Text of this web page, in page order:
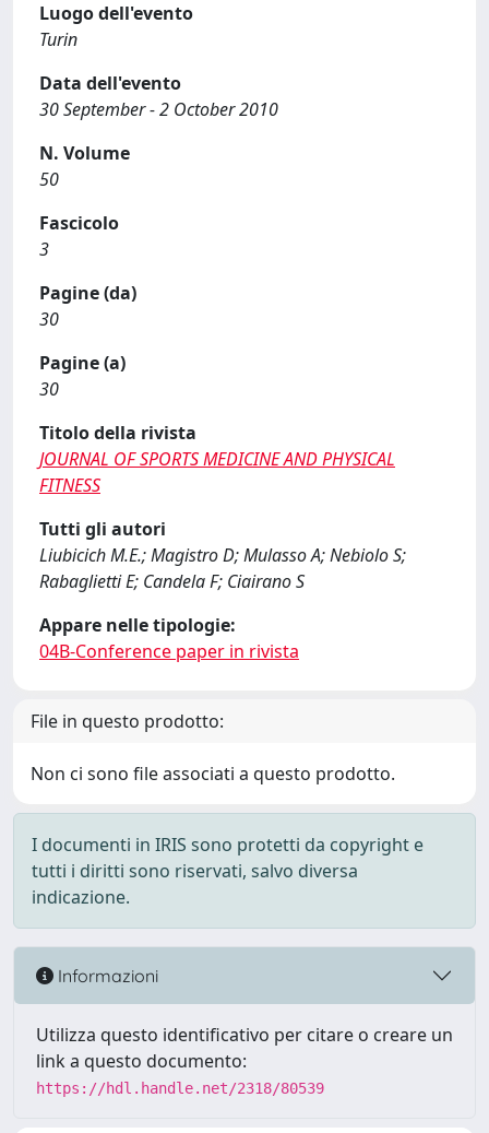
Luogo dell'evento
Turin
Data dell'evento
30 September - 2 October 2010
N. Volume
50
Fascicolo
3
Pagine (da)
30
Pagine (a)
30
Titolo della rivista
JOURNAL OF SPORTS MEDICINE AND PHYSICAL
FITNESS
Tutti gli autori
Liubicich M.E.; Magistro D; Mulasso A; Nebiolo S;
Rabaglietti E; Candela F; Ciairano S
Appare nelle tipologie:
04B-Conference paper in rivista
File in questo prodotto:
Non ci sono file associati a questo prodotto.
I documenti in IRIS sono protetti da copyright e
tutti i diritti sono riservati, salvo diversa
indicazione.
Informazioni
Utilizza questo identificativo per citare o creare un
link a questo documento:
https://hdl.handle.net/2318/80539